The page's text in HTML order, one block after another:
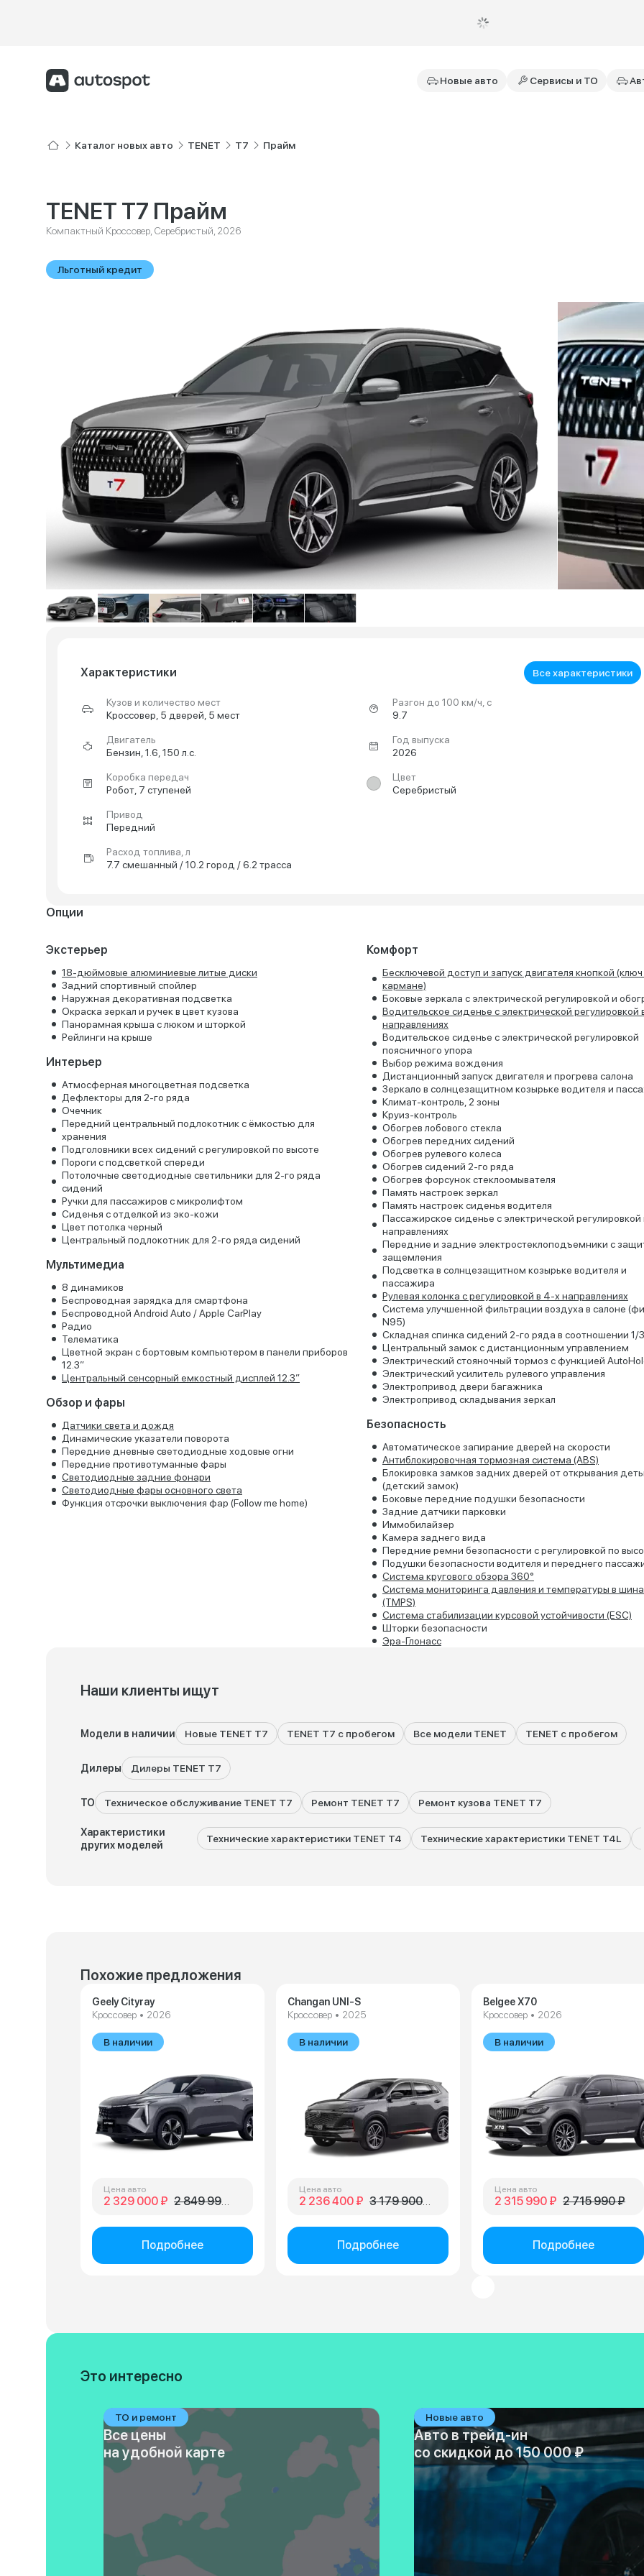
Новые авто Сервисы и ТО
Каталог новых авто TENET T7 Прайм
TENET T7 Прайм
Компактный Кроссовер, Серебристый, 2026
Льготный кредит
Характеристики Все характеристики
Кузов и количество мест
Кроссовер, 5 дверей, 5 мест
Двигатель
Бензин, 1.6, 150 л.с.
Коробка передач
Робот, 7 ступеней
Привод
Передний
Расход топлива, л
7.7 смешанный / 10.2 город / 6.2 трасса
Разгон до 100 км/ч, с
9.7
Год выпуска
2026
Цвет
Серебристый
Опции
Экстерьер
18-дюймовые алюминиевые литые диски
Задний спортивный спойлер
Наружная декоративная подсветка
Окраска зеркал и ручек в цвет кузова
Панорамная крыша с люком и шторкой
Рейлинги на крыше
Интерьер
Атмосферная многоцветная подсветка
Дефлекторы для 2-го ряда
Очечник
Передний центральный подлокотник с ёмкостью для
хранения
Подголовники всех сидений с регулировкой по высоте
Пороги с подсветкой спереди
Потолочные светодиодные светильники для 2-го ряда
сидений
Ручки для пассажиров с микролифтом
Сиденья с отделкой из эко-кожи
Цвет потолка черный
Центральный подлокотник для 2-го ряда сидений
Мультимедиа
8 динамиков
Беспроводная зарядка для смартфона
Беспроводной Android Auto / Apple CarPlay
Радио
Телематика
Цветной экран с бортовым компьютером в панели приборов
12.3”
Центральный сенсорный емкостный дисплей 12.3”
Обзор и фары
Датчики света и дождя
Динамические указатели поворота
Передние дневные светодиодные ходовые огни
Передние противотуманные фары
Светодиодные задние фонари
Светодиодные фары основного света
Функция отсрочки выключения фар (Follow me home)
Комфорт
Бесключевой доступ и запуск двигателя кнопкой (ключ
кармане)
Боковые зеркала с электрической регулировкой и
Водительское сиденье с электрической регулировкой
направлениях
Водительское сиденье с электрической регулировкой
поясничного упора
Выбор режима вождения
Дистанционный запуск двигателя и прогрева салона
Зеркало в солнцезащитном козырьке водителя и
Климат-контроль, 2 зоны
Круиз-контроль
Обогрев лобового стекла
Обогрев передних сидений
Обогрев рулевого колеса
Обогрев сидений 2-го ряда
Обогрев форсунок стеклоомывателя
Память настроек зеркал
Память настроек сиденья водителя
Пассажирское сиденье с электрической регулировкой
направлениях
Передние и задние электростеклоподъемники с
защемления
Подсветка в солнцезащитном козырьке водителя и
пассажира
Рулевая колонка с регулировкой в 4-х направлениях
Система улучшенной фильтрации воздуха в салоне
N95)
Складная спинка сидений 2-го ряда в соотношении 1/
Центральный замок с дистанционным управлением
Электрический стояночный тормоз с функцией
Электрический усилитель рулевого управления
Электропривод двери багажника
Электропривод складывания зеркал
Безопасность
Автоматическое запирание дверей на скорости
Антиблокировочная тормозная система (ABS)
Блокировка замков задних дверей от открывания
(детский замок)
Боковые передние подушки безопасности
Задние датчики парковки
Иммобилайзер
Камера заднего вида
Передние ремни безопасности с регулировкой по
Подушки безопасности водителя и переднего
Система кругового обзора 360°
Система мониторинга давления и температуры в
(TMPS)
Система стабилизации курсовой устойчивости (ESC)
Шторки безопасности
Эра-Глонасс
Наши клиенты ищут
Модели в наличии Новые TENET T7 TENET T7 с пробегом Все модели TENET TENET с пробегом
Дилеры Дилеры TENET T7
ТО Техническое обслуживание TENET T7 Ремонт TENET T7 Ремонт кузова TENET T7
Характеристики
других моделей
Технические характеристики TENET T4 Технические характеристики TENET T4L
Похожие предложения
Geely Cityray
Кроссовер • 2026
В наличии
Цена авто
2 329 000 ₽ 2 849 990 ₽
Подробнее
Changan UNI-S
Кроссовер • 2025
В наличии
Цена авто
2 236 400 ₽ 3 179 900 ₽
Подробнее
Belgee X70
Кроссовер • 2026
В наличии
Цена авто
2 315 990 ₽ 2 715 990 ₽
Подробнее
Это интересно
ТО и ремонт
Все цены
на удобной карте
Новые авто
Авто в трейд-ин
со скидкой до 150 000 ₽